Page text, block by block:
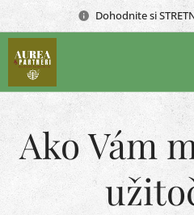
Dohodnite si
Ako Vám